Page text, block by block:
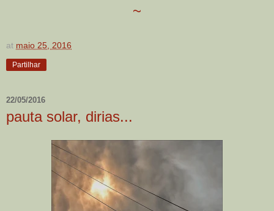
~
at maio 25, 2016
Partilhar
22/05/2016
pauta solar, dirias...